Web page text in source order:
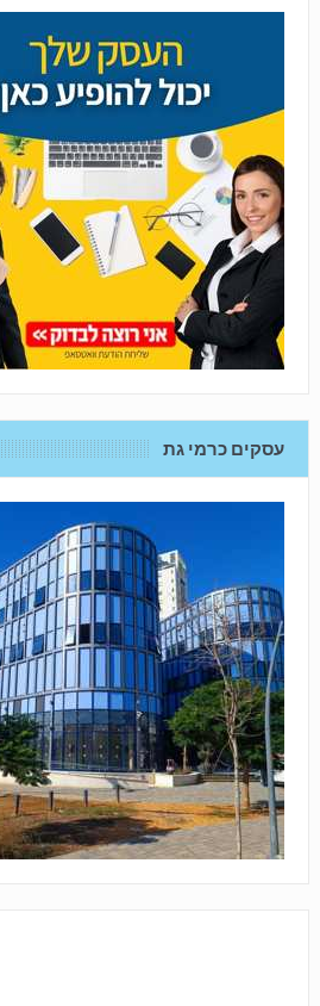
עסקים כרמי גת